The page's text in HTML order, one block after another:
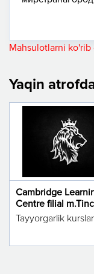
Mahsulotlarni
Yaqin
Cambridge
Centre filial
Tayyorgarlik